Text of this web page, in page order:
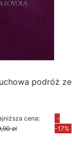
podróż ze
cena:
zł
-
-17%